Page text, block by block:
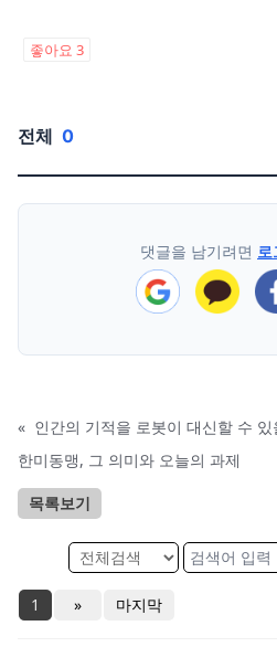
좋아요 3
전체 0
댓글을 남기려면 로
« 인간의 기적을 로봇이 대신할 수 있
한미동맹, 그 의미와 오늘의 과제
목록보기
1 » 마지막